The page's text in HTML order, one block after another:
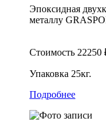
Эпоксидная
металлу
Стоимость 22250
Упаковка 25кг.
Подробнее